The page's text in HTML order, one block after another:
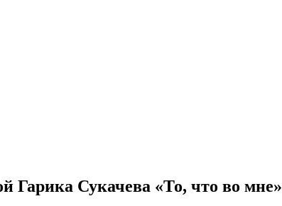
Гарика Сукачева «То, что во мне»